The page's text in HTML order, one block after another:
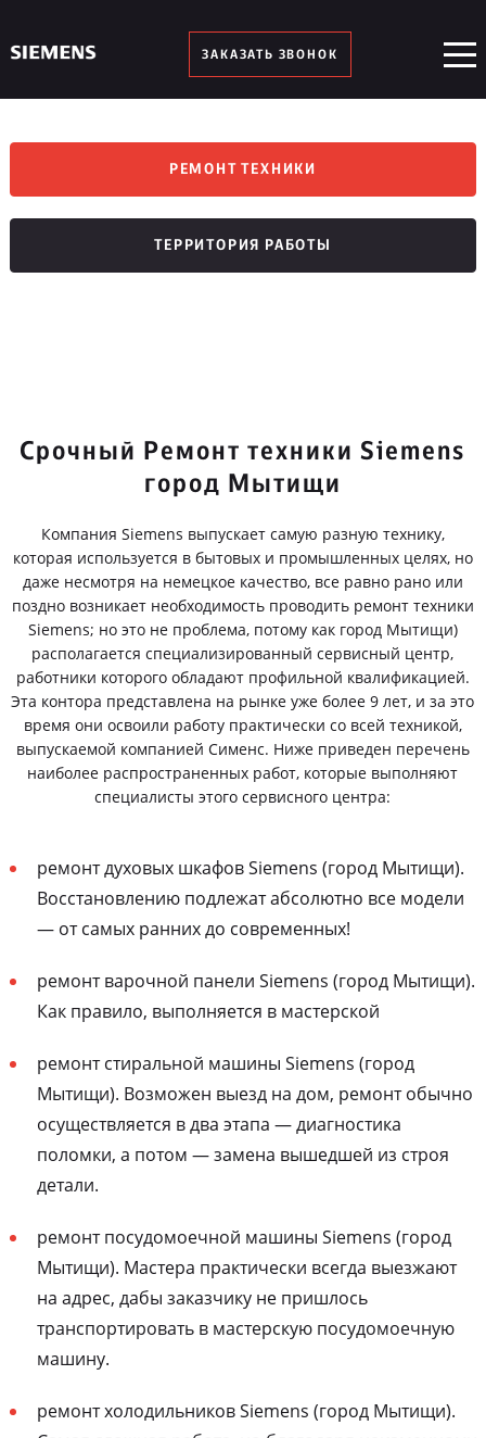
ЗАКАЗАТЬ ЗВОНОК
РЕМОНТ ТЕХНИКИ
ТЕРРИТОРИЯ РАБОТЫ
Срочный Ремонт техники Siemens
город Мытищи
Компания Siemens выпускает самую разную технику,
которая используется в бытовых и промышленных целях, но
даже несмотря на немецкое качество, все равно рано или
поздно возникает необходимость проводить ремонт техники
Siemens; но это не проблема, потому как город Мытищи)
располагается специализированный сервисный центр,
работники которого обладают профильной квалификацией.
Эта контора представлена на рынке уже более 9 лет, и за это
время они освоили работу практически со всей техникой,
выпускаемой компанией Сименс. Ниже приведен перечень
наиболее распространенных работ, которые выполняют
специалисты этого сервисного центра:
ремонт духовых шкафов Siemens (город Мытищи).
Восстановлению подлежат абсолютно все модели
— от самых ранних до современных!
ремонт варочной панели Siemens (город Мытищи).
Как правило, выполняется в мастерской
ремонт стиральной машины Siemens (город
Мытищи). Возможен выезд на дом, ремонт обычно
осуществляется в два этапа — диагностика
поломки, а потом — замена вышедшей из строя
детали.
ремонт посудомоечной машины Siemens (город
Мытищи). Мастера практически всегда выезжают
на адрес, дабы заказчику не пришлось
транспортировать в мастерскую посудомоечную
машину.
ремонт холодильников Siemens (город Мытищи).